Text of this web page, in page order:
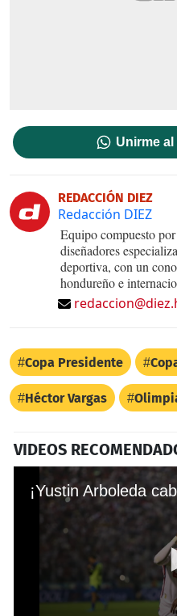
Unirme
REDACCIÓN DIEZ
Redacción DIEZ
Equipo compuesto
diseñadores
deportiva, con un
hondureño e
Copa Presidente
Héctor Vargas
VIDEOS